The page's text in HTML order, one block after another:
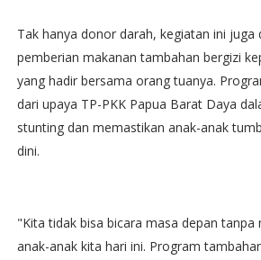
Tak hanya donor darah, kegiatan ini juga
pemberian makanan tambahan bergizi
yang hadir bersama orang tuanya.
dari upaya TP-PKK Papua Barat Daya
stunting dan memastikan anak-anak
dini.
"Kita tidak bisa bicara masa depan tanpa
anak-anak kita hari ini. Program